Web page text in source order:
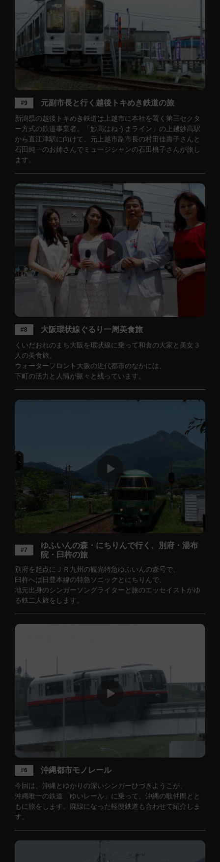
#9 元副市長と行く越後トキめき鉄道の旅
新潟県の越後トキめき鉄道は上越市に本社を置く第三セクタ
ー方式の鉄道事業者。「妙高はねうまライン」の上越妙高駅
から直江津駅に向けて、元上越市副市長の村田佳壽子さんと
石田純一のお姉さんでミュージシャンの石田桃子さんが旅し
ます。
#8 大阪環状線ぐるり一周美食旅
くいだおれのまち大阪を環状線に乗って和食の大家と美女３
人の美食旅。
ウォーターフロント大阪の近代都市のなかには、
下町の活力と人情が脈々と残っています。
#7
ゆふいんの森・にちりんで行く、別府・湯布
院・臼杵の旅
別府を起点にＪＲ九州の観光特急ゆふいんの森号で、
臼杵へは日豊本線の特急ソニックとにちりんで、
地元出身のシンガーソングライターと旅のエッセイストがゆ
る鉄二人旅をします。
#6 沖縄都市モノレール
今回は、沖縄とゆかりの深いシンガーひづきようこが、
沖縄唯一の鉄道「ゆいレール」に乗って、沖縄の歌仲間とと
もに旅をします。廃線になった軽便鉄道も合わせて紹介しま
す。